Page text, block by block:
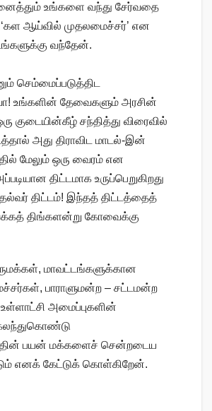
உங்களை வந்து சேர்வதை
‘கள ஆய்வில் முதலமைச்சர்’ என
வந்தேன்.
செம்மைப்படுத்திட
உங்களின் தேவைகளும் அரசின்
குடையின்கீழ் சந்தித்து விரைவில்
அது திராவிட மாடல்-இன்
மேலும் ஒரு வைரம் என
திட்டமாக உருப்பெறுகிறது
திட்டம்! இந்தத் திட்டத்தைத்
திங்களன்று கோவைக்கு
மாவட்டங்களுக்கான
பாராளுமன்ற – சட்டமன்ற
உள்ளாட்சி அமைப்புகளின்
கலந்துகொண்டு
பயன் மக்களைச் சென்றடைய
எனக் கேட்டுக் கொள்கிறேன்.